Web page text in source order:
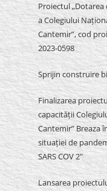
Proiectul
a Colegiului
Cantemir”, cod
2023-0598
Sprijin construire
Finalizarea
capacității
Cantemir” Breaza
situației de
SARS COV 2″
Lansarea